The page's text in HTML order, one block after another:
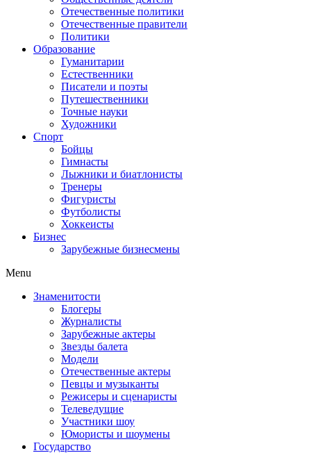
Отечественные политики
Отечественные правители
Политики
Образование
Гуманитарии
Естественники
Писатели и поэты
Путешественники
Точные науки
Художники
Спорт
Бойцы
Гимнасты
Лыжники и биатлонисты
Тренеры
Фигуристы
Футболисты
Хоккеисты
Бизнес
Зарубежные бизнесмены
Menu
Знаменитости
Блогеры
Журналисты
Зарубежные актеры
Звезды балета
Модели
Отечественные актеры
Певцы и музыканты
Режисеры и сценаристы
Телеведущие
Участники шоу
Юмористы и шоумены
Государство